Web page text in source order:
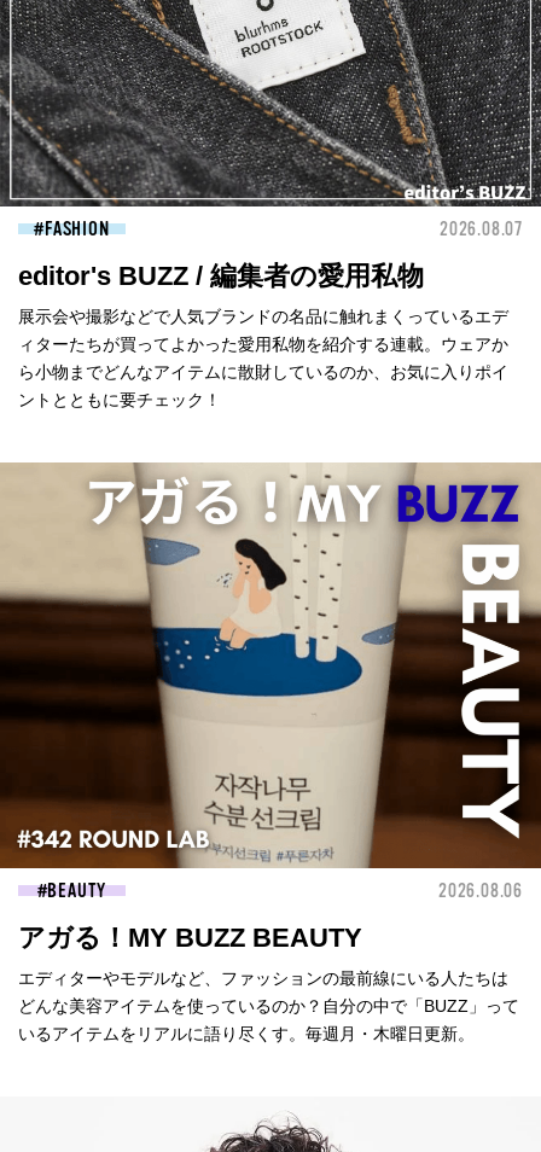
FASHION 2026.08.07
editor's BUZZ / 編集者の愛用私物
展示会や撮影などで人気ブランドの名品に触れまくっているエデ
ィターたちが買ってよかった愛用私物を紹介する連載。ウェアか
ら小物までどんなアイテムに散財しているのか、お気に入りポイ
ントとともに要チェック！
BEAUTY 2026.08.06
アガる！MY BUZZ BEAUTY
エディターやモデルなど、ファッションの最前線にいる人たちは
どんな美容アイテムを使っているのか？自分の中で「BUZZ」って
いるアイテムをリアルに語り尽くす。毎週月・木曜日更新。